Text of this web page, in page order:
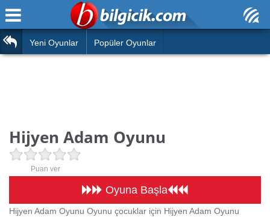
Araba
Futbol
Çocuk
Silah
Ana Sayfa
Hızlı Okuma Testi
Hesaplamalar
Yeni Oyunlar Popüler Oyunlar
Hijyen Adam Oyunu
Puan ver
Oyuna Başla
Hijyen Adam Oyunu Oyunu çocuklar için Hijyen Adam Oyunu